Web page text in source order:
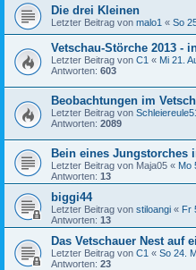
Die drei Kleinen
Letzter Beitrag von malo1 « So
Vetschau-Störche 2013 -
Letzter Beitrag von C1 « Mi 21.
Antworten: 603
Beobachtungen im
Letzter Beitrag von
Antworten: 2089
Bein eines Jungstorches
Letzter Beitrag von Maja05 « Mo
Antworten: 13
biggi44
Letzter Beitrag von stiloangi « Fr
Antworten: 13
Das Vetschauer Nest auf
Letzter Beitrag von C1 « So 24.
Antworten: 23